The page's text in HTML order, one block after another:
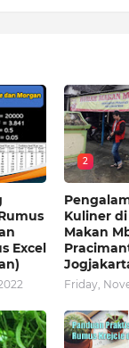
Excel
2
Kuliner
Makan
Friday,